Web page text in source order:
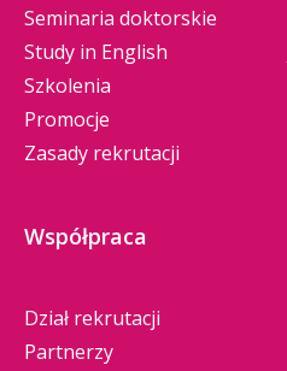
Seminaria doktorskie
Study in English
Szkolenia
Promocje
Zasady rekrutacji
Współpraca
Dział rekrutacji
Partnerzy